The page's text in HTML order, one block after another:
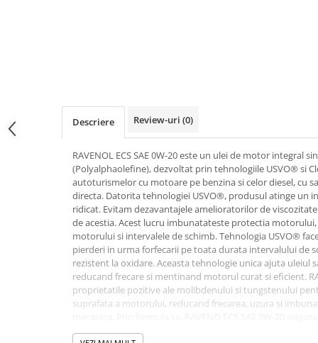
AMSOIL
Uleiuri hidraulice
Uleiuri pentru servodirectie
Uleiuri speciale
Vaseline/Paste Termorezistente
Descriere Review-uri (0)
RAVENOL ECS SAE 0W-20 este un ulei de motor integral
(Polyalphaolefine), dezvoltat prin tehnologiile USVO® si
autoturismelor cu motoare pe benzina si celor diesel, cu
directa. Datorita tehnologiei USVO®, produsul atinge un
ridicat. Evitam dezavantajele amelioratorilor de
de acestia. Acest lucru imbunatateste protectia
motorului si intervalele de schimb. Tehnologia USVO®
pierderi in urma forfecarii pe toata durata intervalului de
rezistent la oxidare. Aceasta tehnologie unica ajuta uleiul
reducand frecare si mentinand motorul curat si eficient.
proprietatile pozitive ale molibdenului si tungstenului
suprafata a motorului, reducand frecarea, uzura si
temperaturi inalte de operare si protejeaza impotriva